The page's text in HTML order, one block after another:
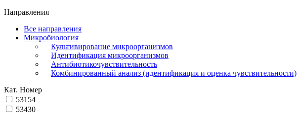
Направления
Все направления
Микробиология
Культивирование микроорганизмов
Идентификация микроорганизмов
Антибиотикочувствительность
Комбинированный анализ (идентификация и оценка чувствительности)
Кат. Номер
53154
53430